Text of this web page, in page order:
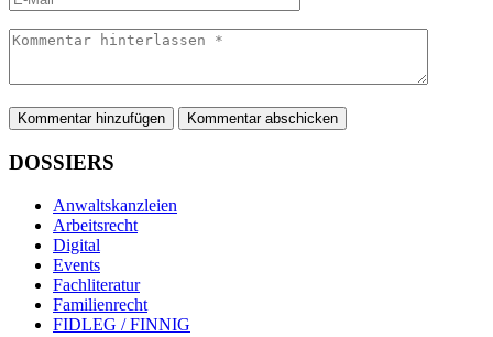
Kommentar hinzufügen
DOSSIERS
Anwaltskanzleien
Arbeitsrecht
Digital
Events
Fachliteratur
Familienrecht
FIDLEG / FINNIG